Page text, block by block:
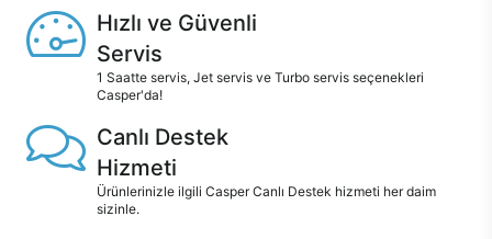
Hızlı ve Güvenli
Servis
1 Saatte servis, Jet servis ve Turbo servis seçenekleri
Casper'da!
Canlı Destek
Hizmeti
Ürünlerinizle ilgili Casper Canlı Destek hizmeti her daim
sizinle.